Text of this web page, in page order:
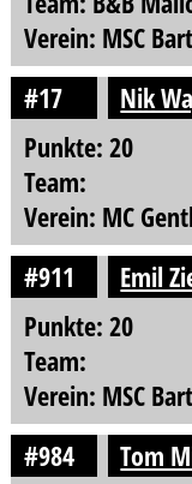
Verein: MSC
#17
Nik
Punkte: 20
Team:
Verein: MC
#911
Emil
Punkte: 20
Team:
Verein: MSC
#984
Tom